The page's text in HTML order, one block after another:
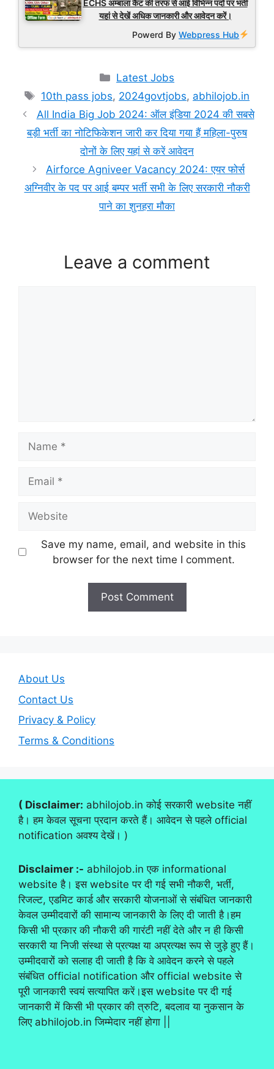
ECHS अम्बाला कैंट की तरफ से आई विभिन्न पदों पर भर्ती
यहां से देखें अधिक जानकारी और आवेदन करें।
Powerd ByWebpress Hub
Categories
Latest Jobs
Tags
10th pass jobs, 2024govtjobs, abhilojob.in
All India Big Job 2024: ऑल इंडिया 2024 की सबसे
बड़ी भर्ती का नोटिफिकेशन जारी कर दिया गया हैं महिला-पुरुष
दोनों के लिए यहां से करें आवेदन
Airforce Agniveer Vacancy 2024: एयर फोर्स
अग्निवीर के पद पर आई बम्पर भर्ती सभी के लिए सरकारी नौकरी
पाने का शुनहरा मौका
Leave a comment
Save my name, email, and website in this
browser for the next time I comment.
About Us
Contact Us
Privacy & Policy
Terms & Conditions
( Disclaimer: abhilojob.in कोई सरकारी website नहीं
है। हम केवल सूचना प्रदान करते हैं। आवेदन से पहले official
notification अवश्य देखें। )
Disclaimer :- abhilojob.in एक informational
website है। इस website पर दी गई सभी नौकरी, भर्ती,
रिजल्ट, एडमिट कार्ड और सरकारी योजनाओं से संबंधित जानकारी
केवल उम्मीदवारों की सामान्य जानकारी के लिए दी जाती है।हम
किसी भी प्रकार की नौकरी की गारंटी नहीं देते और न ही किसी
सरकारी या निजी संस्था से प्रत्यक्ष या अप्रत्यक्ष रूप से जुड़े हुए हैं।
उम्मीदवारों को सलाह दी जाती है कि वे आवेदन करने से पहले
संबंधित official notification और official website से
पूरी जानकारी स्वयं सत्यापित करें।इस website पर दी गई
जानकारी में किसी भी प्रकार की त्रुटि, बदलाव या नुकसान के
लिए abhilojob.in जिम्मेदार नहीं होगा ||